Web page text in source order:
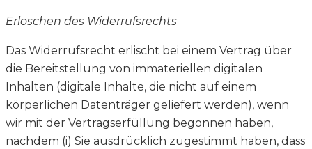
Erlöschen des Widerrufsrechts
Das Widerrufsrecht erlischt bei einem Vertrag über
die Bereitstellung von immateriellen digitalen
Inhalten (digitale Inhalte, die nicht auf einem
körperlichen Datenträger geliefert werden), wenn
wir mit der Vertragserfüllung begonnen haben,
nachdem (i) Sie ausdrücklich zugestimmt haben, dass